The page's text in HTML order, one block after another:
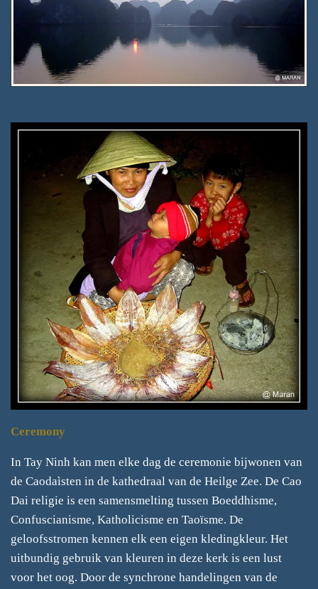
Ceremony
In Tay Ninh kan men elke dag de ceremonie bijwonen van
de Caodaìsten in de kathedraal van de Heilge Zee. De Cao
Dai religie is een samensmelting tussen Boeddhisme,
Confuscianisme, Katholicisme en Taoïsme. De
geloofsstromen kennen elk een eigen kledingkleur. Het
uitbundig gebruik van kleuren in deze kerk is een lust
voor het oog. Door de synchrone handelingen van de